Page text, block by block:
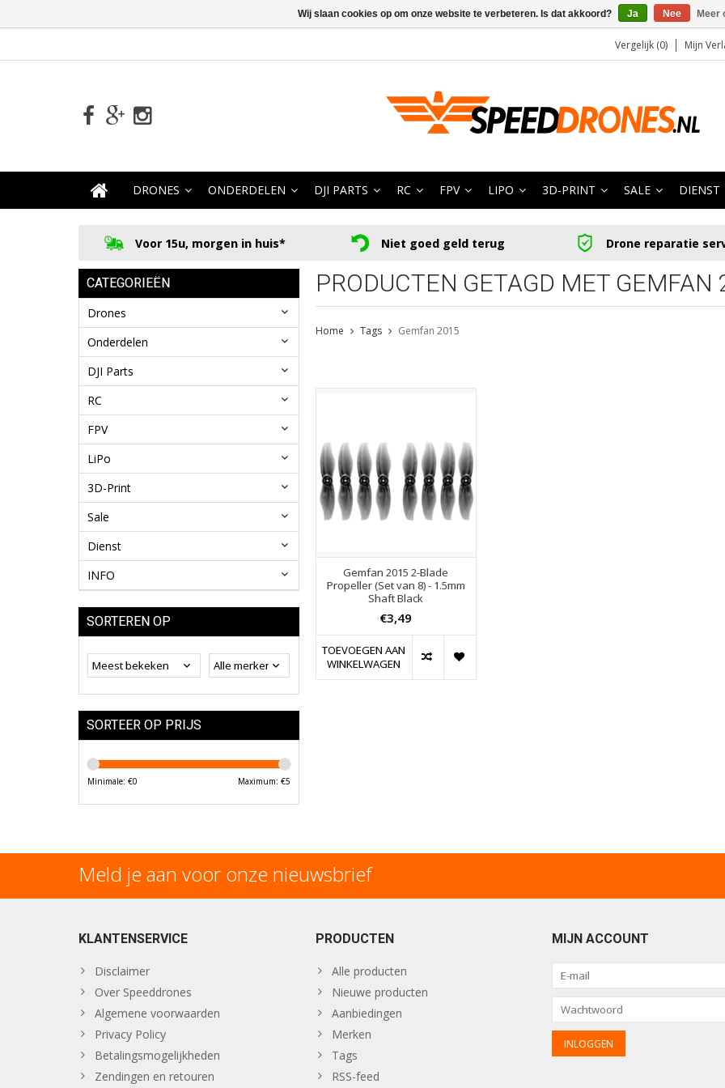
Vergelijk (0) Mijn
DRONES ONDERDELEN DJI PARTS RC FPV LIPO 3D-PRINT SALE DIENST
Voor 15u, morgen in huis* Niet goed geld terug Drone reparatie
CATEGORIEËN
Drones
Onderdelen
DJI Parts
RC
FPV
LiPo
3D-Print
Sale
Dienst
INFO
SORTEREN OP
SORTEER OP PRIJS
Minimale: €0 Maximum: €5
PRODUCTEN GETAGD MET GEMFAN
Home Tags Gemfan 2015
Gemfan 2015 2-Blade
Propeller (Set van 8) - 1.5mm
Shaft Black
€3,49
TOEVOEGEN AAN
WINKELWAGEN
Meld je aan voor onze nieuwsbrief
KLANTENSERVICE
Disclaimer
Over Speeddrones
Algemene voorwaarden
Privacy Policy
Betalingsmogelijkheden
Zendingen en retouren
PRODUCTEN
Alle producten
Nieuwe producten
Aanbiedingen
Merken
Tags
RSS-feed
MIJN ACCOUNT
Wij slaan cookies op om onze website te verbeteren. Is dat akkoord? Ja Nee Meer